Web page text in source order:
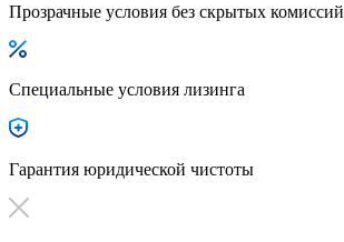
Прозрачные условия без скрытых комиссий
Специальные условия лизинга
Гарантия юридической чистоты